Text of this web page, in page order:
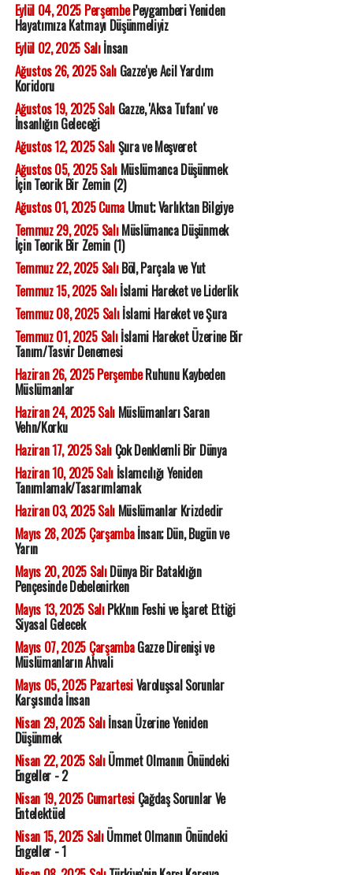
Eylül 04, 2025 PerşembePeygamberi Yeniden
Hayatımıza Katmayı Düşünmeliyiz
Eylül 02, 2025 Salıİnsan
Ağustos 26, 2025 SalıGazze'ye Acil Yardım
Koridoru
Ağustos 19, 2025 SalıGazze, 'Aksa Tufanı' ve
İnsanlığın Geleceği
Ağustos 12, 2025 SalıŞura ve Meşveret
Ağustos 05, 2025 SalıMüslümanca Düşünmek
İçin Teorik Bir Zemin (2)
Ağustos 01, 2025 CumaUmut; Varlıktan Bilgiye
Temmuz 29, 2025 SalıMüslümanca Düşünmek
İçin Teorik Bir Zemin (1)
Temmuz 22, 2025 SalıBöl, Parçala ve Yut
Temmuz 15, 2025 Salıİslami Hareket ve Liderlik
Temmuz 08, 2025 Salıİslami Hareket ve Şura
Temmuz 01, 2025 Salıİslami Hareket Üzerine Bir
Tanım/Tasvir Denemesi
Haziran 26, 2025 PerşembeRuhunu Kaybeden
Müslümanlar
Haziran 24, 2025 SalıMüslümanları Saran
Vehn/Korku
Haziran 17, 2025 SalıÇok Denklemli Bir Dünya
Haziran 10, 2025 Salıİslamcılığı Yeniden
Tanımlamak/Tasarımlamak
Haziran 03, 2025 SalıMüslümanlar Krizdedir
Mayıs 28, 2025 Çarşambaİnsan; Dün, Bugün ve
Yarın
Mayıs 20, 2025 SalıDünya Bir Bataklığın
Pençesinde Debelenirken
Mayıs 13, 2025 SalıPkk'nın Feshi ve İşaret Ettiği
Siyasal Gelecek
Mayıs 07, 2025 ÇarşambaGazze Direnişi ve
Müslümanların Ahvali
Mayıs 05, 2025 PazartesiVaroluşsal Sorunlar
Karşısında İnsan
Nisan 29, 2025 Salıİnsan Üzerine Yeniden
Düşünmek
Nisan 22, 2025 SalıÜmmet Olmanın Önündeki
Engeller - 2
Nisan 19, 2025 CumartesiÇağdaş Sorunlar Ve
Entelektüel
Nisan 15, 2025 SalıÜmmet Olmanın Önündeki
Engeller - 1